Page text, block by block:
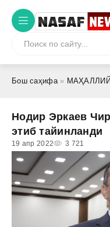
Бош саҳифа» МАҲАЛЛИЙ
Нодир Эркаев
этиб тайинланди
19 апр 2022 3 721